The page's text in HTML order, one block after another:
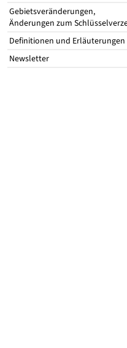
Gebietsveränderungen,
Änderungen zum
Definitionen und Erläuterungen
Newsletter